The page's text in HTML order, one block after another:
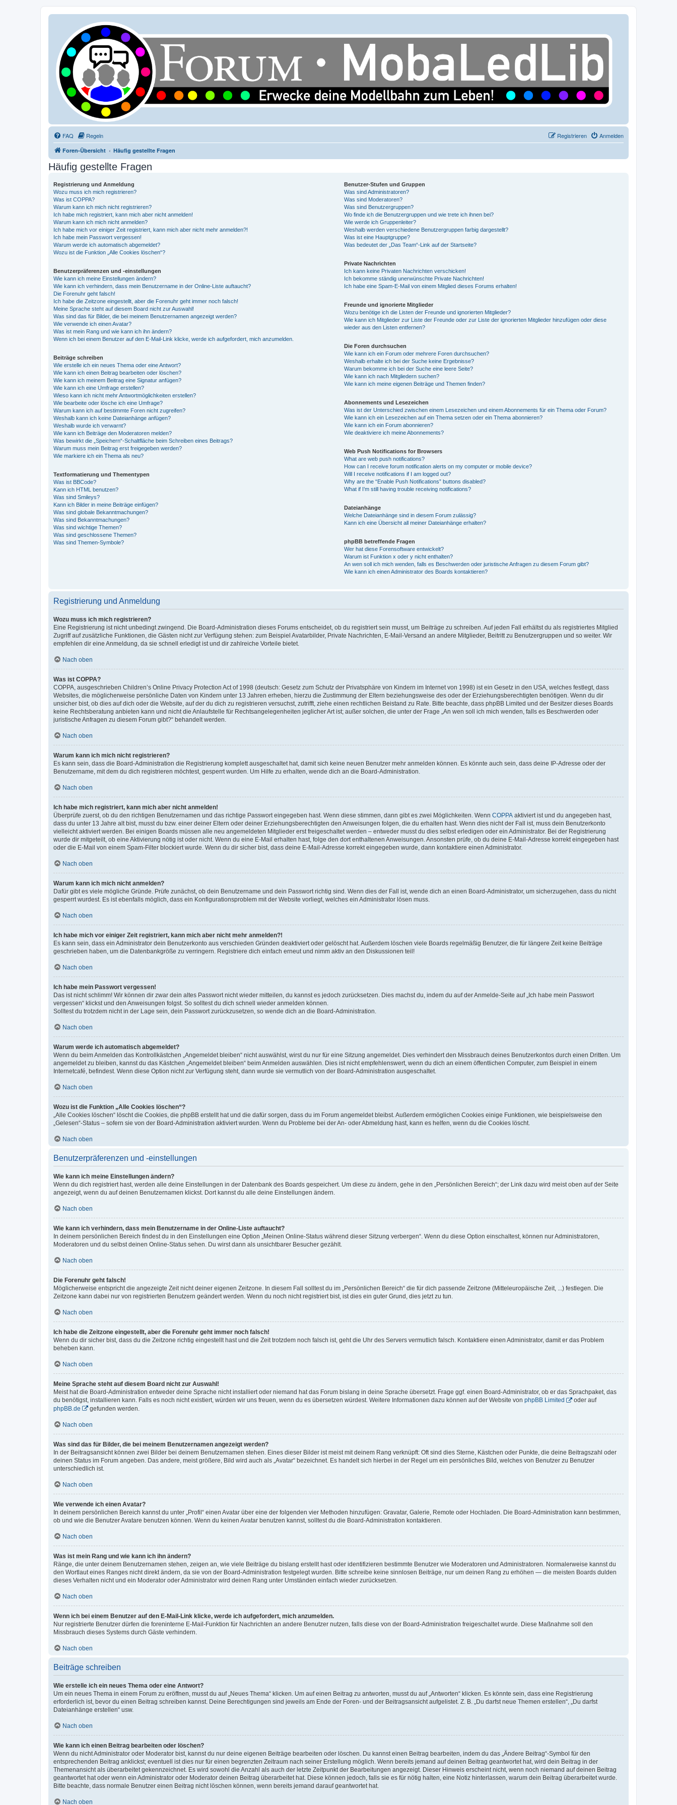
FAQ Regeln Anmelden
Registrieren
Foren-Übersicht Häufig gestellte Fragen
Häufig gestellte Fragen
Registrierung und Anmeldung
Wozu muss ich mich registrieren?
Was ist COPPA?
Warum kann ich mich nicht registrieren?
Ich habe mich registriert, kann mich aber nicht anmelden!
Warum kann ich mich nicht anmelden?
Ich habe mich vor einiger Zeit registriert, kann mich aber nicht mehr anmelden?!
Ich habe mein Passwort vergessen!
Warum werde ich automatisch abgemeldet?
Wozu ist die Funktion „Alle Cookies löschen“?
Benutzerpräferenzen und -einstellungen
Wie kann ich meine Einstellungen ändern?
Wie kann ich verhindern, dass mein Benutzername in der Online-Liste auftaucht?
Die Forenuhr geht falsch!
Ich habe die Zeitzone eingestellt, aber die Forenuhr geht immer noch falsch!
Meine Sprache steht auf diesem Board nicht zur Auswahl!
Was sind das für Bilder, die bei meinem Benutzernamen angezeigt werden?
Wie verwende ich einen Avatar?
Was ist mein Rang und wie kann ich ihn ändern?
Wenn ich bei einem Benutzer auf den E-Mail-Link klicke, werde ich aufgefordert, mich anzumelden.
Beiträge schreiben
Wie erstelle ich ein neues Thema oder eine Antwort?
Wie kann ich einen Beitrag bearbeiten oder löschen?
Wie kann ich meinem Beitrag eine Signatur anfügen?
Wie kann ich eine Umfrage erstellen?
Wieso kann ich nicht mehr Antwortmöglichkeiten erstellen?
Wie bearbeite oder lösche ich eine Umfrage?
Warum kann ich auf bestimmte Foren nicht zugreifen?
Weshalb kann ich keine Dateianhänge anfügen?
Weshalb wurde ich verwarnt?
Wie kann ich Beiträge den Moderatoren melden?
Was bewirkt die „Speichern“-Schaltfläche beim Schreiben eines Beitrags?
Warum muss mein Beitrag erst freigegeben werden?
Wie markiere ich ein Thema als neu?
Textformatierung und Thementypen
Was ist BBCode?
Kann ich HTML benutzen?
Was sind Smileys?
Kann ich Bilder in meine Beiträge einfügen?
Was sind globale Bekanntmachungen?
Was sind Bekanntmachungen?
Was sind wichtige Themen?
Was sind geschlossene Themen?
Was sind Themen-Symbole?
Benutzer-Stufen und Gruppen
Was sind Administratoren?
Was sind Moderatoren?
Was sind Benutzergruppen?
Wo finde ich die Benutzergruppen und wie trete ich ihnen bei?
Wie werde ich Gruppenleiter?
Weshalb werden verschiedene Benutzergruppen farbig dargestellt?
Was ist eine Hauptgruppe?
Was bedeutet der „Das Team“-Link auf der Startseite?
Private Nachrichten
Ich kann keine Privaten Nachrichten verschicken!
Ich bekomme ständig unerwünschte Private Nachrichten!
Ich habe eine Spam-E-Mail von einem Mitglied dieses Forums erhalten!
Freunde und ignorierte Mitglieder
Wozu benötige ich die Listen der Freunde und ignorierten Mitglieder?
Wie kann ich Mitglieder zur Liste der Freunde oder zur Liste der ignorierten Mitglieder hinzufügen oder diese
wieder aus den Listen entfernen?
Die Foren durchsuchen
Wie kann ich ein Forum oder mehrere Foren durchsuchen?
Weshalb erhalte ich bei der Suche keine Ergebnisse?
Warum bekomme ich bei der Suche eine leere Seite?
Wie kann ich nach Mitgliedern suchen?
Wie kann ich meine eigenen Beiträge und Themen finden?
Abonnements und Lesezeichen
Was ist der Unterschied zwischen einem Lesezeichen und einem Abonnements für ein Thema oder Forum?
Wie kann ich ein Lesezeichen auf ein Thema setzen oder ein Thema abonnieren?
Wie kann ich ein Forum abonnieren?
Wie deaktiviere ich meine Abonnements?
Web Push Notifications for Browsers
What are web push notifications?
How can I receive forum notification alerts on my computer or mobile device?
Will I receive notifications if I am logged out?
Why are the “Enable Push Notifications” buttons disabled?
What if I’m still having trouble receiving notifications?
Dateianhänge
Welche Dateianhänge sind in diesem Forum zulässig?
Kann ich eine Übersicht all meiner Dateianhänge erhalten?
phpBB betreffende Fragen
Wer hat diese Forensoftware entwickelt?
Warum ist Funktion x oder y nicht enthalten?
An wen soll ich mich wenden, falls es Beschwerden oder juristische Anfragen zu diesem Forum gibt?
Wie kann ich einen Administrator des Boards kontaktieren?
Registrierung und Anmeldung
Wozu muss ich mich registrieren?
Eine Registrierung ist nicht unbedingt zwingend. Die Board-Administration dieses Forums entscheidet, ob du registriert sein musst, um Beiträge zu schreiben. Auf jeden Fall erhältst du als registriertes Mitglied
Zugriff auf zusätzliche Funktionen, die Gästen nicht zur Verfügung stehen: zum Beispiel Avatarbilder, Private Nachrichten, E-Mail-Versand an andere Mitglieder, Beitritt zu Benutzergruppen und so weiter. Wir
empfehlen dir eine Anmeldung, da sie schnell erledigt ist und dir zahlreiche Vorteile bietet.
Nach oben
Was ist COPPA?
COPPA, ausgeschrieben Children’s Online Privacy Protection Act of 1998 (deutsch: Gesetz zum Schutz der Privatsphäre von Kindern im Internet von 1998) ist ein Gesetz in den USA, welches festlegt, dass
Websites, die möglicherweise persönliche Daten von Kindern unter 13 Jahren erheben, hierzu die Zustimmung der Eltern beziehungsweise des oder der Erziehungsberechtigten benötigen. Wenn du dir
unsicher bist, ob dies auf dich oder die Website, auf der du dich zu registrieren versuchst, zutrifft, ziehe einen rechtlichen Beistand zu Rate. Bitte beachte, dass phpBB Limited und der Besitzer dieses Boards
keine Rechtsberatung anbieten kann und nicht die Anlaufstelle für Rechtsangelegenheiten jeglicher Art ist; außer solchen, die unter der Frage „An wen soll ich mich wenden, falls es Beschwerden oder
juristische Anfragen zu diesem Forum gibt?“ behandelt werden.
Nach oben
Warum kann ich mich nicht registrieren?
Es kann sein, dass die Board-Administration die Registrierung komplett ausgeschaltet hat, damit sich keine neuen Benutzer mehr anmelden können. Es könnte auch sein, dass deine IP-Adresse oder der
Benutzername, mit dem du dich registrieren möchtest, gesperrt wurden. Um Hilfe zu erhalten, wende dich an die Board-Administration.
Nach oben
Ich habe mich registriert, kann mich aber nicht anmelden!
Überprüfe zuerst, ob du den richtigen Benutzernamen und das richtige Passwort eingegeben hast. Wenn diese stimmen, dann gibt es zwei Möglichkeiten. Wenn COPPA aktiviert ist und du angegeben hast,
dass du unter 13 Jahre alt bist, musst du bzw. einer deiner Eltern oder deiner Erziehungsberechtigten den Anweisungen folgen, die du erhalten hast. Wenn dies nicht der Fall ist, muss dein Benutzerkonto
vielleicht aktiviert werden. Bei einigen Boards müssen alle neu angemeldeten Mitglieder erst freigeschaltet werden – entweder musst du dies selbst erledigen oder ein Administrator. Bei der Registrierung
wurde dir mitgeteilt, ob eine Aktivierung nötig ist oder nicht. Wenn du eine E-Mail erhalten hast, folge den dort enthaltenen Anweisungen. Ansonsten prüfe, ob du deine E-Mail-Adresse korrekt eingegeben hast
oder die E-Mail von einem Spam-Filter blockiert wurde. Wenn du dir sicher bist, dass deine E-Mail-Adresse korrekt eingegeben wurde, dann kontaktiere einen Administrator.
Nach oben
Warum kann ich mich nicht anmelden?
Dafür gibt es viele mögliche Gründe. Prüfe zunächst, ob dein Benutzername und dein Passwort richtig sind. Wenn dies der Fall ist, wende dich an einen Board-Administrator, um sicherzugehen, dass du nicht
gesperrt wurdest. Es ist ebenfalls möglich, dass ein Konfigurationsproblem mit der Website vorliegt, welches ein Administrator lösen muss.
Nach oben
Ich habe mich vor einiger Zeit registriert, kann mich aber nicht mehr anmelden?!
Es kann sein, dass ein Administrator dein Benutzerkonto aus verschieden Gründen deaktiviert oder gelöscht hat. Außerdem löschen viele Boards regelmäßig Benutzer, die für längere Zeit keine Beiträge
geschrieben haben, um die Datenbankgröße zu verringern. Registriere dich einfach erneut und nimm aktiv an den Diskussionen teil!
Nach oben
Ich habe mein Passwort vergessen!
Das ist nicht schlimm! Wir können dir zwar dein altes Passwort nicht wieder mitteilen, du kannst es jedoch zurücksetzen. Dies machst du, indem du auf der Anmelde-Seite auf „Ich habe mein Passwort
vergessen“ klickst und den Anweisungen folgst. So solltest du dich schnell wieder anmelden können.
Solltest du trotzdem nicht in der Lage sein, dein Passwort zurückzusetzen, so wende dich an die Board-Administration.
Nach oben
Warum werde ich automatisch abgemeldet?
Wenn du beim Anmelden das Kontrollkästchen „Angemeldet bleiben“ nicht auswählst, wirst du nur für eine Sitzung angemeldet. Dies verhindert den Missbrauch deines Benutzerkontos durch einen Dritten. Um
angemeldet zu bleiben, kannst du das Kästchen „Angemeldet bleiben“ beim Anmelden auswählen. Dies ist nicht empfehlenswert, wenn du dich an einem öffentlichen Computer, zum Beispiel in einem
Internetcafé, befindest. Wenn diese Option nicht zur Verfügung steht, dann wurde sie vermutlich von der Board-Administration ausgeschaltet.
Nach oben
Wozu ist die Funktion „Alle Cookies löschen“?
„Alle Cookies löschen“ löscht die Cookies, die phpBB erstellt hat und die dafür sorgen, dass du im Forum angemeldet bleibst. Außerdem ermöglichen Cookies einige Funktionen, wie beispielsweise den
„Gelesen“-Status – sofern sie von der Board-Administration aktiviert wurden. Wenn du Probleme bei der An- oder Abmeldung hast, kann es helfen, wenn du die Cookies löscht.
Nach oben
Benutzerpräferenzen und -einstellungen
Wie kann ich meine Einstellungen ändern?
Wenn du dich registriert hast, werden alle deine Einstellungen in der Datenbank des Boards gespeichert. Um diese zu ändern, gehe in den „Persönlichen Bereich“; der Link dazu wird meist oben auf der Seite
angezeigt, wenn du auf deinen Benutzernamen klickst. Dort kannst du alle deine Einstellungen ändern.
Nach oben
Wie kann ich verhindern, dass mein Benutzername in der Online-Liste auftaucht?
In deinem persönlichen Bereich findest du in den Einstellungen eine Option „Meinen Online-Status während dieser Sitzung verbergen“. Wenn du diese Option einschaltest, können nur Administratoren,
Moderatoren und du selbst deinen Online-Status sehen. Du wirst dann als unsichtbarer Besucher gezählt.
Nach oben
Die Forenuhr geht falsch!
Möglicherweise entspricht die angezeigte Zeit nicht deiner eigenen Zeitzone. In diesem Fall solltest du im „Persönlichen Bereich“ die für dich passende Zeitzone (Mitteleuropäische Zeit, ...) festlegen. Die
Zeitzone kann dabei nur von registrierten Benutzern geändert werden. Wenn du noch nicht registriert bist, ist dies ein guter Grund, dies jetzt zu tun.
Nach oben
Ich habe die Zeitzone eingestellt, aber die Forenuhr geht immer noch falsch!
Wenn du dir sicher bist, dass du die Zeitzone richtig eingestellt hast und die Zeit trotzdem noch falsch ist, geht die Uhr des Servers vermutlich falsch. Kontaktiere einen Administrator, damit er das Problem
beheben kann.
Nach oben
Meine Sprache steht auf diesem Board nicht zur Auswahl!
Meist hat die Board-Administration entweder deine Sprache nicht installiert oder niemand hat das Forum bislang in deine Sprache übersetzt. Frage ggf. einen Board-Administrator, ob er das Sprachpaket, das
du benötigst, installieren kann. Falls es noch nicht existiert, würden wir uns freuen, wenn du es übersetzen würdest. Weitere Informationen dazu können auf der Website von phpBB Limited
oder auf
phpBB.de
gefunden werden.
Nach oben
Was sind das für Bilder, die bei meinem Benutzernamen angezeigt werden?
In der Beitragsansicht können zwei Bilder bei deinem Benutzernamen stehen. Eines dieser Bilder ist meist mit deinem Rang verknüpft: Oft sind dies Sterne, Kästchen oder Punkte, die deine Beitragszahl oder
deinen Status im Forum angeben. Das andere, meist größere, Bild wird auch als „Avatar“ bezeichnet. Es handelt sich hierbei in der Regel um ein persönliches Bild, welches von Benutzer zu Benutzer
unterschiedlich ist.
Nach oben
Wie verwende ich einen Avatar?
In deinem persönlichen Bereich kannst du unter „Profil“ einen Avatar über eine der folgenden vier Methoden hinzufügen: Gravatar, Galerie, Remote oder Hochladen. Die Board-Administration kann bestimmen,
ob und wie die Benutzer Avatare benutzen können. Wenn du keinen Avatar benutzen kannst, solltest du die Board-Administration kontaktieren.
Nach oben
Was ist mein Rang und wie kann ich ihn ändern?
Ränge, die unter deinem Benutzernamen stehen, zeigen an, wie viele Beiträge du bislang erstellt hast oder identifizieren bestimmte Benutzer wie Moderatoren und Administratoren. Normalerweise kannst du
den Wortlaut eines Ranges nicht direkt ändern, da sie von der Board-Administration festgelegt wurden. Bitte schreibe keine sinnlosen Beiträge, nur um deinen Rang zu erhöhen — die meisten Boards dulden
dieses Verhalten nicht und ein Moderator oder Administrator wird deinen Rang unter Umständen einfach wieder zurücksetzen.
Nach oben
Wenn ich bei einem Benutzer auf den E-Mail-Link klicke, werde ich aufgefordert, mich anzumelden.
Nur registrierte Benutzer dürfen die foreninterne E-Mail-Funktion für Nachrichten an andere Benutzer nutzen, falls diese von der Board-Administration freigeschaltet wurde. Diese Maßnahme soll den
Missbrauch dieses Systems durch Gäste verhindern.
Nach oben
Beiträge schreiben
Wie erstelle ich ein neues Thema oder eine Antwort?
Um ein neues Thema in einem Forum zu eröffnen, musst du auf „Neues Thema“ klicken. Um auf einen Beitrag zu antworten, musst du auf „Antworten“ klicken. Es könnte sein, dass eine Registrierung
erforderlich ist, bevor du einen Beitrag schreiben kannst. Deine Berechtigungen sind jeweils am Ende der Foren- und der Beitragsansicht aufgelistet. Z. B. „Du darfst neue Themen erstellen“, „Du darfst
Dateianhänge erstellen“ usw.
Nach oben
Wie kann ich einen Beitrag bearbeiten oder löschen?
Wenn du nicht Administrator oder Moderator bist, kannst du nur deine eigenen Beiträge bearbeiten oder löschen. Du kannst einen Beitrag bearbeiten, indem du das „Ändere Beitrag“-Symbol für den
entsprechenden Beitrag anklickst; eventuell ist dies nur für einen begrenzten Zeitraum nach seiner Erstellung möglich. Wenn bereits jemand auf deinen Beitrag geantwortet hat, wird dein Beitrag in der
Themenansicht als überarbeitet gekennzeichnet. Es wird sowohl die Anzahl als auch der letzte Zeitpunkt der Bearbeitungen angezeigt. Dieser Hinweis erscheint nicht, wenn noch niemand auf deinen Beitrag
geantwortet hat oder wenn ein Administrator oder Moderator deinen Beitrag überarbeitet hat. Diese können jedoch, falls sie es für nötig halten, eine Notiz hinterlassen, warum dein Beitrag überarbeitet wurde.
Bitte beachte, dass normale Benutzer einen Beitrag nicht löschen können, wenn bereits jemand darauf geantwortet hat.
Nach oben